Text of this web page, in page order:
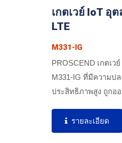
เกตเวย์ IoT อุ
LTE
M331-IG
PROSCEND เกตเว
M331-IG ที่มีความป
ประสิทธิภาพสูง ถูกอ
อุตสาหกรรม...
รายละเอียด